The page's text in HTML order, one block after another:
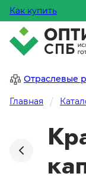
Как купить
Отраслевые
Главная